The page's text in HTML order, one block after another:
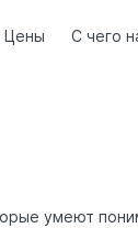
Цены С чего
умеют